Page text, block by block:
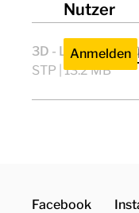
UKCA
3D - LBK 1/7
STP | 13.2 MB
Nutzer
Anmelden
Facebook